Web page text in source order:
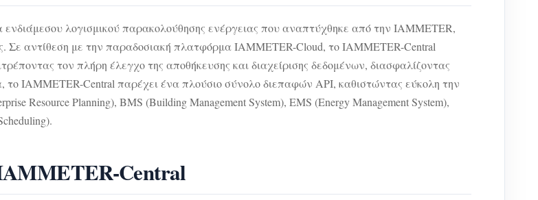
λογισμικού παρακολούθησης ενέργειας που αναπτύχθηκε από την IAMMETER,
Σε αντίθεση με την παραδοσιακή πλατφόρμα IAMMETER-Cloud, το IAMMETER-Central
τον πλήρη έλεγχο της αποθήκευσης και διαχείρισης δεδομένων, διασφαλίζοντας
IAMMETER-Central παρέχει ένα πλούσιο σύνολο διεπαφών API, καθιστώντας εύκολη την
Resource Planning), BMS (Building Management System), EMS (Energy Management System),
Central